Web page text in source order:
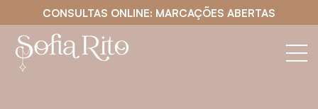
CONSULTAS ONLINE: MARCAÇÕES ABERTAS